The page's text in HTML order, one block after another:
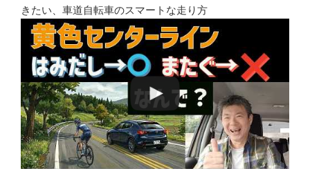
きたい、車道自転車のスマートな走り方